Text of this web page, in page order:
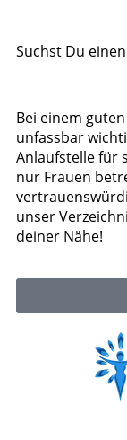
Suchst Du
Bei einem
unfassbar
Anlaufstelle für
nur Frauen
unser
deiner Nähe!